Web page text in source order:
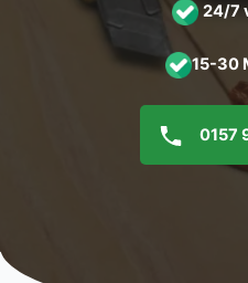
24/7
15-30
0157